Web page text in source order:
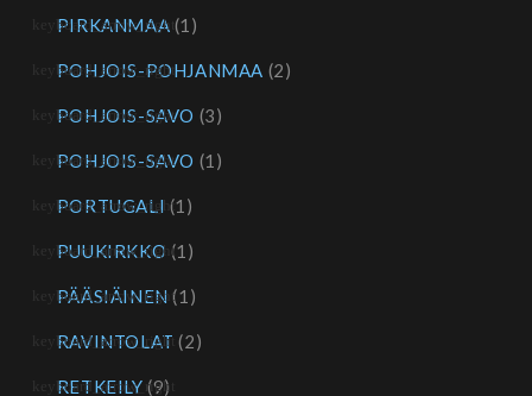
PIRKANMAA (1)
POHJOIS-POHJANMAA (2)
POHJOIS-SAVO (3)
POHJOIS-SAVO (1)
PORTUGALI (1)
PUUKIRKKO (1)
PÄÄSIÄINEN (1)
RAVINTOLAT (2)
RETKEILY (9)